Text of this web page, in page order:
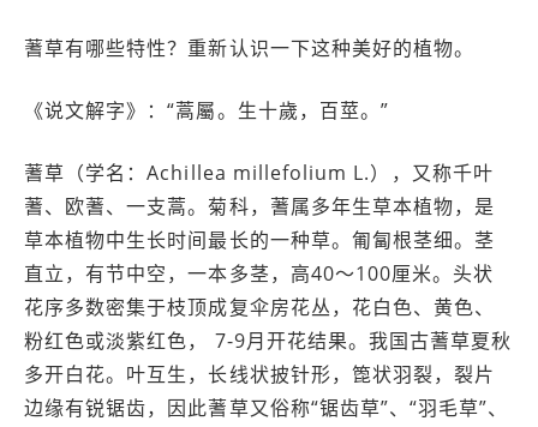
蓍草有哪些特性？重新认识一下这种美好的植物。
《说文解字》：“蒿屬。生十歲，百莖。”
蓍草（学名：Achillea millefolium L.），又称千叶
蓍、欧蓍、一支蒿。菊科，蓍属多年生草本植物，是
草本植物中生长时间最长的一种草。匍匐根茎细。茎
直立，有节中空，一本多茎，高40～100厘米。头状
花序多数密集于枝顶成复伞房花丛，花白色、黄色、
粉红色或淡紫红色， 7-9月开花结果。我国古蓍草夏秋
多开白花。叶互生，长线状披针形，箆状羽裂，裂片
边缘有锐锯齿，因此蓍草又俗称“锯齿草”、“羽毛草”、